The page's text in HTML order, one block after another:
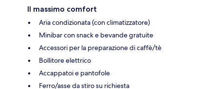
Il massimo comfort
Aria condizionata (con climatizzatore)
Minibar con snack e bevande gratuite
Accessori per la preparazione di caffè/tè
Bollitore elettrico
Accappatoi e pantofole
Ferro/asse da stiro su richiesta